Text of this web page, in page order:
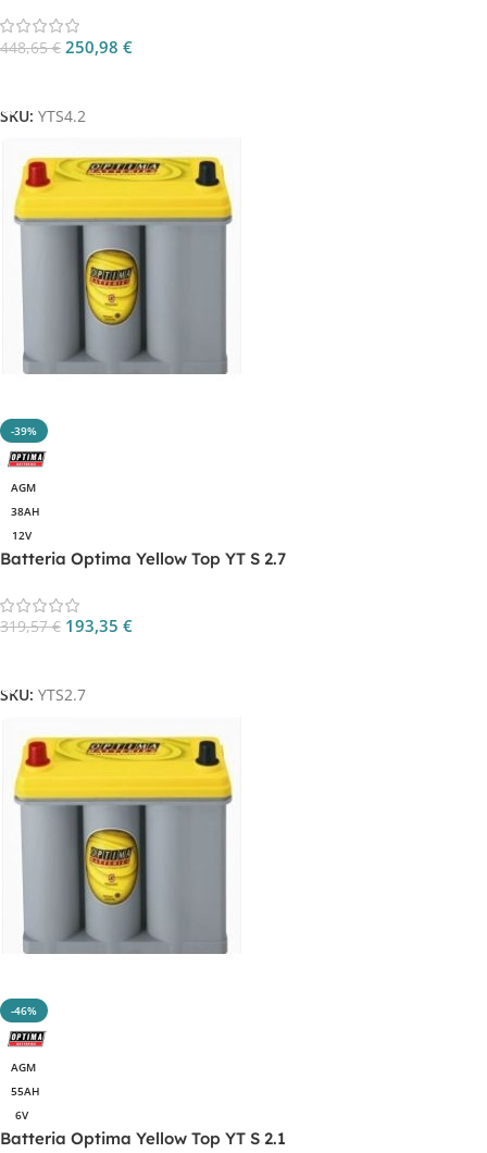
448,65€ 250,98 €
SKU: YTS4.2
-39%
AGM
38AH
12V
Batteria Optima Yellow Top YT S 2.7
319,57€ 193,35 €
SKU: YTS2.7
-46%
AGM
55AH
6V
Batteria Optima Yellow Top YT S 2.1